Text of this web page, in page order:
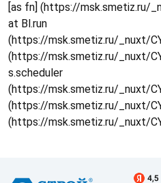
[as fn] (https://msk.smetiz.ru/
at Bl.run
(https://msk.smetiz.ru/_nuxt/
(https://msk.smetiz.ru/_nuxt/
s.scheduler
(https://msk.smetiz.ru/_nuxt/
(https://msk.smetiz.ru/_nuxt/
(https://msk.smetiz.ru/_nuxt/